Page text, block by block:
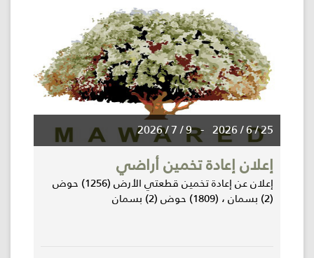
25 / 6 / 2026
-
9 / 7 / 2026
إعلان إعادة تخمين أراضي
إعلان عن إعادة تخمين قطعتي الأرض (1256) حوض
(2) بسمان ، (1809) حوض (2) بسمان